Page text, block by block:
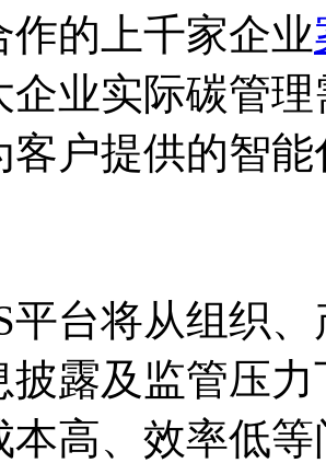
作的上千家企业
企业实际碳管
客户提供的智
平台将从组织
披露及监管压
本高、效率低